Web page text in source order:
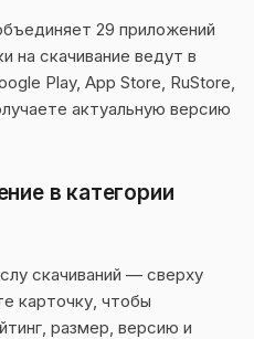
29 приложений
на скачивание ведут в
Play, App Store, RuStore,
актуальную версию
в категории
скачиваний — сверху
карточку, чтобы
размер, версию и